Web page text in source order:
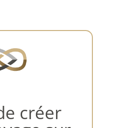
créer